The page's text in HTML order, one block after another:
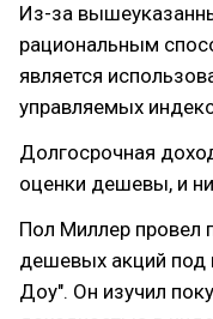
Из-за
рациональным
является
управляемых
Долгосрочная
оценки дешевы, и
Пол Миллер провел
дешевых акций под
Доу". Он изучил